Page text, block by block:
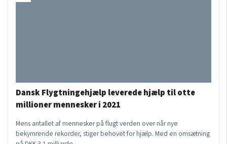
Dansk Flygtningehjælp leverede hjælp til otte
millioner mennesker i 2021
Mens antallet af mennesker på flugt verden over når nye
bekymrende rekorder, stiger behovet for hjælp. Med en omsætning